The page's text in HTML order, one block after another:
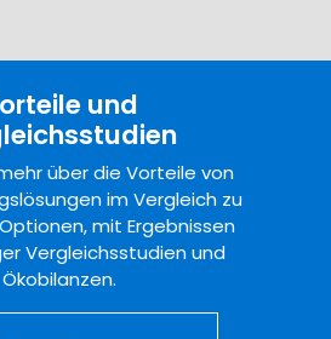
und
über die Vorteile von
im Vergleich zu
mit Ergebnissen
Vergleichsstudien und
Ökobilanzen.